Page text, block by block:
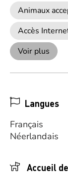
Animaux
Accès
Voir plus
Langues
Français
Néerlandais
Accueil